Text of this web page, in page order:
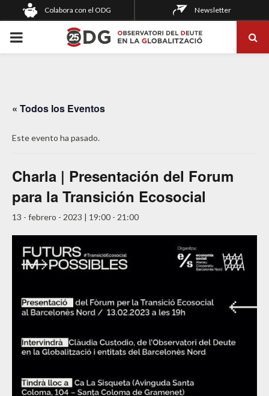
Colabora con el ODG Newsletter
PRIMARY
« Todos los Eventos
Este evento ha pasado.
Charla | Presentación del Forum
para la Transición Ecosocial
13 - febrero - 2023 | 19:00 - 21:00